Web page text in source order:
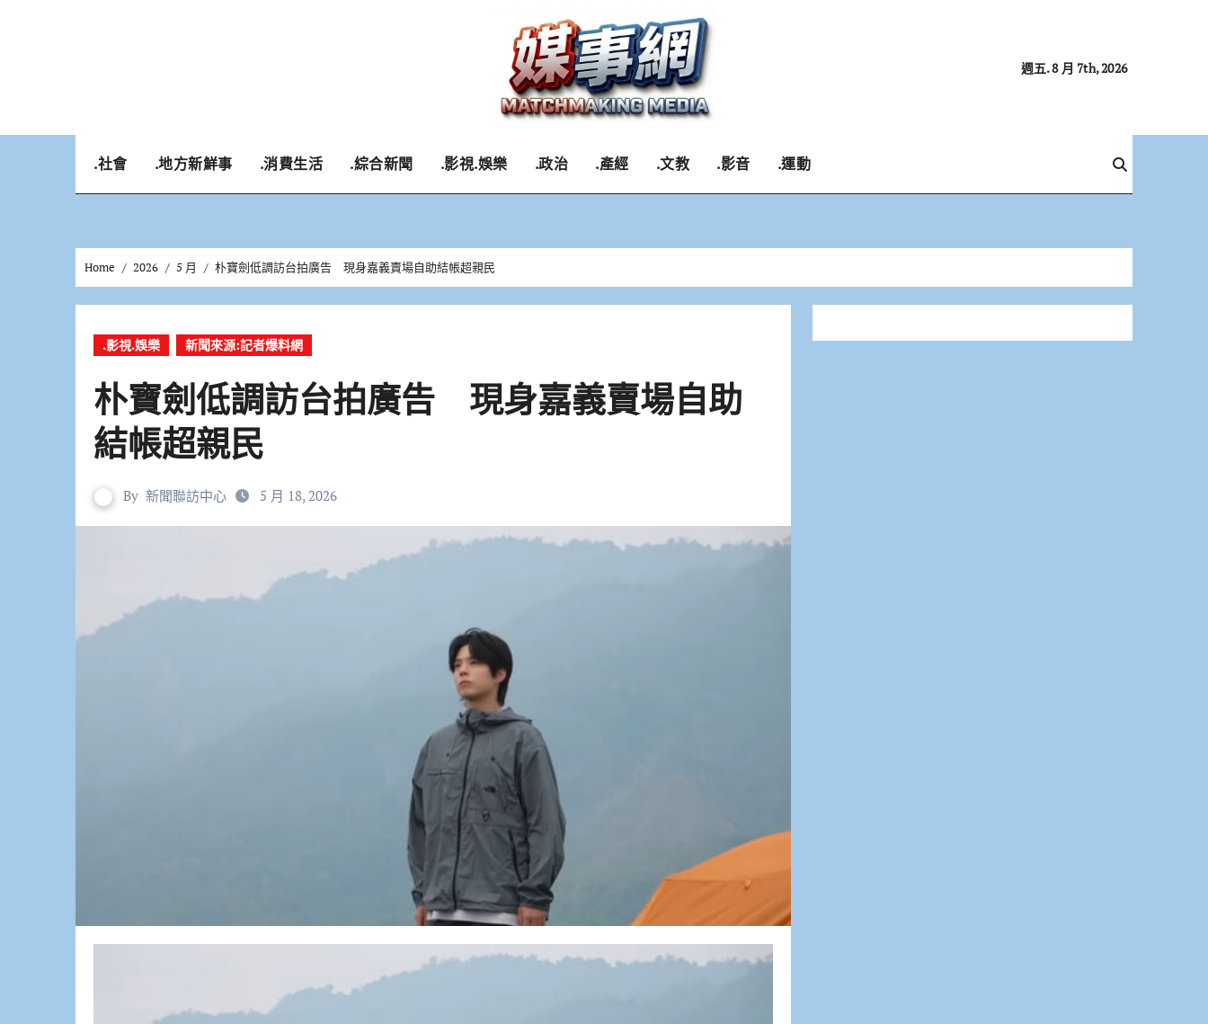
週五. 8 月 7th, 2026
.社會 .地方新鮮事 .消費生活 .綜合新聞 .影視.娛樂 .政治 .產經 .文教 .影音 .運動
Home 2026 5 月 朴寶劍低調訪台拍廣告 現身嘉義賣場自助結帳超親民
.影視.娛樂 新聞來源:記者爆料網
朴寶劍低調訪台拍廣告 現身嘉義賣場自助
結帳超親民
By 新聞聯訪中心 5 月 18, 2026